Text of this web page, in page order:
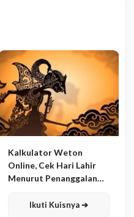
Kalkulator Weton
Online, Cek Hari Lahir
Menurut Penanggalan
Ikuti Kuisnya ➔